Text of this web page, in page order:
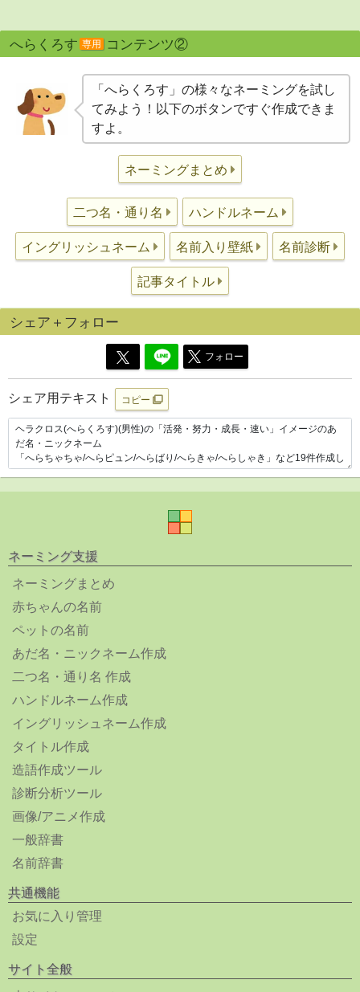
へらくろす 専用 コンテンツ②
「へらくろす」の様々なネーミングを試し
てみよう！以下のボタンですぐ作成できま
すよ。
ネーミングまとめ
二つ名・通り名 ハンドルネーム
イングリッシュネーム 名前入り壁紙 名前診断
記事タイトル
シェア＋フォロー
フォロー
シェア用テキスト コピー
ネーミング支援
ネーミングまとめ
赤ちゃんの名前
ペットの名前
あだ名・ニックネーム作成
二つ名・通り名 作成
ハンドルネーム作成
イングリッシュネーム作成
タイトル作成
造語作成ツール
診断分析ツール
画像/アニメ作成
一般辞書
名前辞書
共通機能
お気に入り管理
設定
サイト全般